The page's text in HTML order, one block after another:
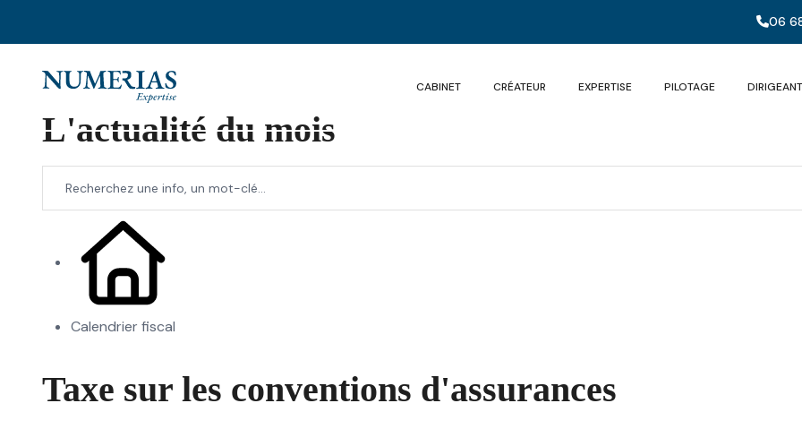
06
CABINET CRÉATEUR EXPERTISE PILOTAGE DIRIGEANT
L'actualité du mois
Calendrier fiscal
Taxe sur les conventions d'assurances